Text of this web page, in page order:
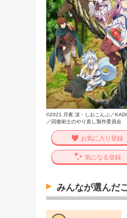
©2021 月夜 涙・しおこんぶ／
／回復術士のやり直し製作委員会
お気に入り登録
気になる登録
みんなが選んだ